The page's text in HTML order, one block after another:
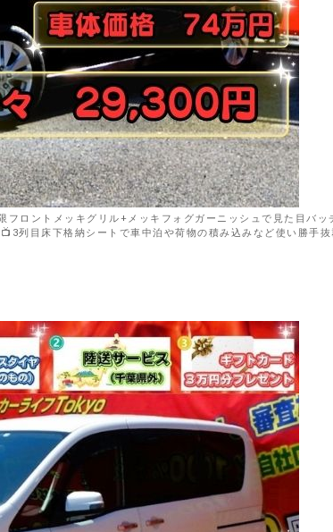
ロントメッキグリル+メッキフォグガーニッシュで見た目バッ
列目床下格納シートで車中泊や荷物の積み込みなど使い勝手